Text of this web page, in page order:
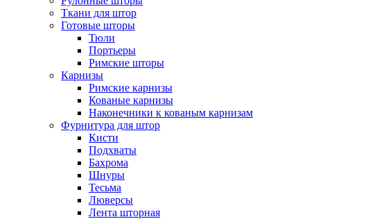
Ткани для штор
Готовые шторы
Тюли
Портьеры
Римские шторы
Карнизы
Римские карнизы
Кованые карнизы
Наконечники к кованым карнизам
Фурнитура для штор
Кисти
Подхваты
Бахрома
Шнуры
Тесьма
Люверсы
Лента шторная